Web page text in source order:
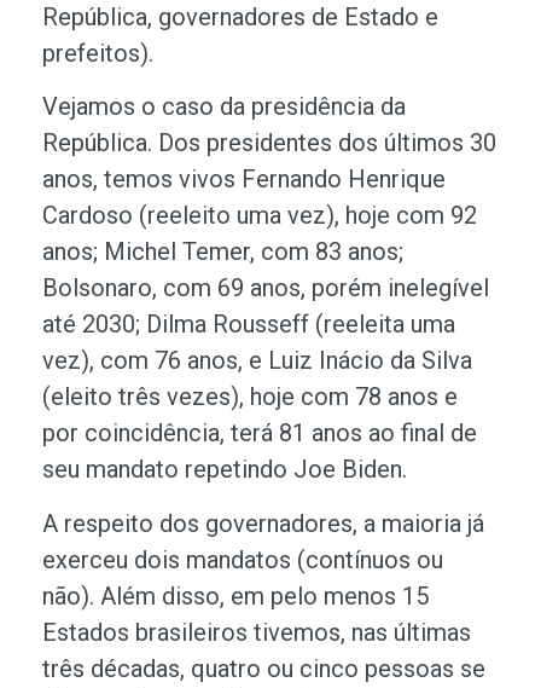
República, governadores de Estado e
prefeitos).
Vejamos o caso da presidência da
República. Dos presidentes dos últimos 30
anos, temos vivos Fernando Henrique
Cardoso (reeleito uma vez), hoje com 92
anos; Michel Temer, com 83 anos;
Bolsonaro, com 69 anos, porém inelegível
até 2030; Dilma Rousseff (reeleita uma
vez), com 76 anos, e Luiz Inácio da Silva
(eleito três vezes), hoje com 78 anos e
por coincidência, terá 81 anos ao final de
seu mandato repetindo Joe Biden.
A respeito dos governadores, a maioria já
exerceu dois mandatos (contínuos ou
não). Além disso, em pelo menos 15
Estados brasileiros tivemos, nas últimas
três décadas, quatro ou cinco pessoas se